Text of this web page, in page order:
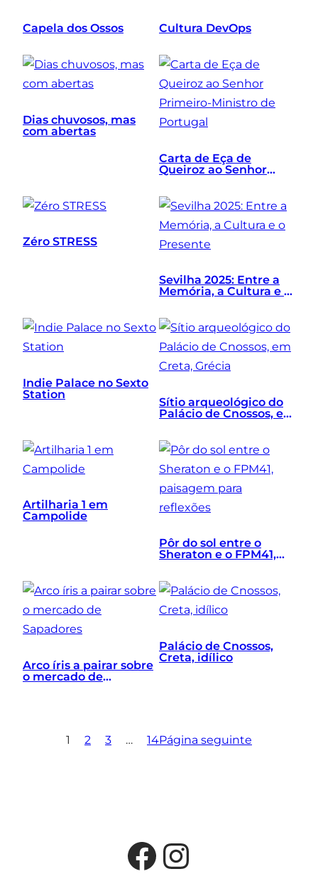
Capela dos Ossos Cultura DevOps
Dias chuvosos, mas
com abertas
Carta de Eça de
Queiroz ao Senhor
Zéro STRESS
Sevilha 2025: Entre a
Memória, a Cultura e o
Indie Palace no Sexto
Station
Sítio arqueológico do
Palácio de Cnossos, em
Artilharia 1 em
Campolide
Pôr do sol entre o
Sheraton e o FPM41,
Arco íris a pairar sobre
o mercado de
Palácio de Cnossos,
Creta, idílico
1 2 3 … 14Página seguinte
Facebook